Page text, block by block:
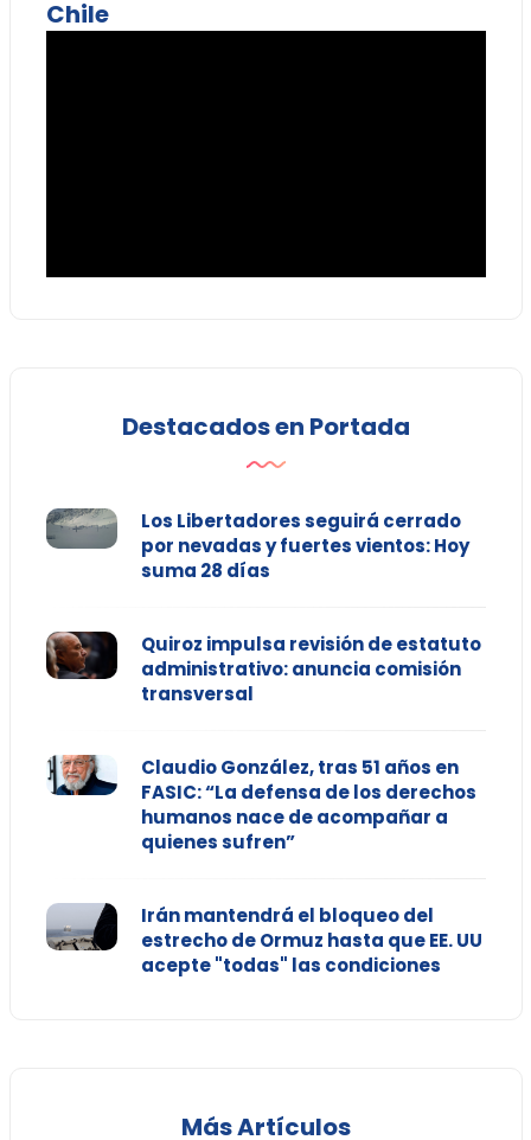
Chile
Destacados en Portada
Los Libertadores seguirá cerrado
por nevadas y fuertes vientos: Hoy
suma 28 días
Quiroz impulsa revisión de estatuto
administrativo: anuncia comisión
transversal
Claudio González, tras 51 años en
FASIC: “La defensa de los derechos
humanos nace de acompañar a
quienes sufren”
Irán mantendrá el bloqueo del
estrecho de Ormuz hasta que EE. UU
acepte "todas" las condiciones
Más Artículos